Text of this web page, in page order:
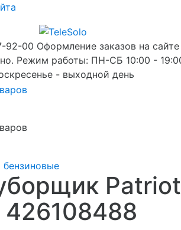
92-00 Оформление заказов на сайте
Режим работы: ПН-СБ 10:00 -
- выходной день
Patriot
426108488